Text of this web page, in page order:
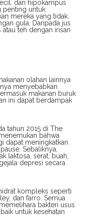
dan hipokampus
penting untuk
mereka yang tidak.
gula. Daripada jus
teh dengan irisan
olahan lainnya
menyebabkan
makanan buruk
ini dapat berdampak
tahun 2015 di The
bahwa
dapat meningkatkan
Sebaliknya,
laktosa, serat, buah,
depresi secara
kompleks seperti
dan farro. Semua
bakteri usus
untuk kesehatan